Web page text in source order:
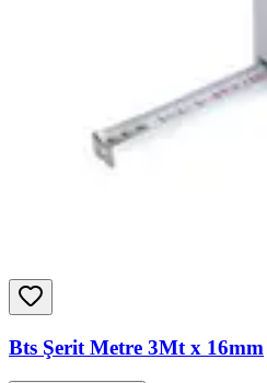
Bts Şerit Metre 3Mt x 16mm